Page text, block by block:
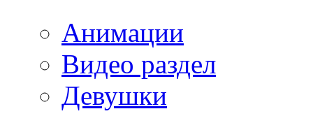
Анимации
Видео раздел
Девушки